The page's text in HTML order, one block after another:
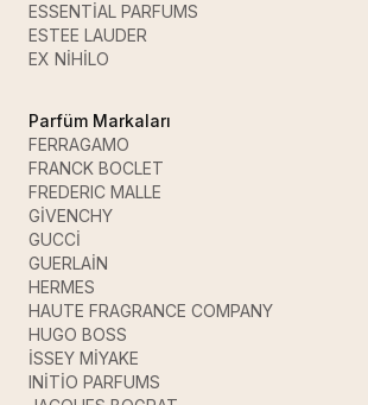
ESSENTİAL PARFUMS
ESTEE LAUDER
EX NİHİLO
Parfüm Markaları
FERRAGAMO
FRANCK BOCLET
FREDERIC MALLE
GİVENCHY
GUCCİ
GUERLAİN
HERMES
HAUTE FRAGRANCE COMPANY
HUGO BOSS
İSSEY MİYAKE
INİTİO PARFUMS